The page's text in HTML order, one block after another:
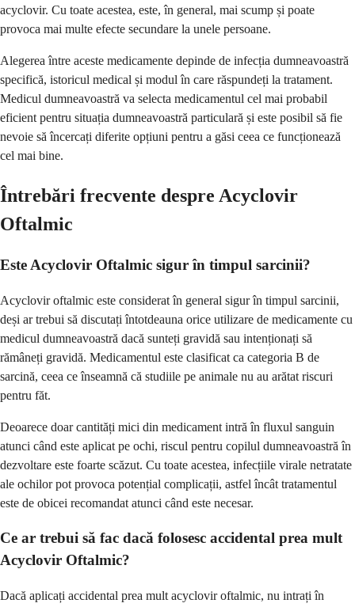
acyclovir. Cu toate acestea, este, în general, mai scump și poate
provoca mai multe efecte secundare la unele persoane.
Alegerea între aceste medicamente depinde de infecția dumneavoastră
specifică, istoricul medical și modul în care răspundeți la tratament.
Medicul dumneavoastră va selecta medicamentul cel mai probabil
eficient pentru situația dumneavoastră particulară și este posibil să fie
nevoie să încercați diferite opțiuni pentru a găsi ceea ce funcționează
cel mai bine.
Întrebări frecvente despre Acyclovir
Oftalmic
Este Acyclovir Oftalmic sigur în timpul sarcinii?
Acyclovir oftalmic este considerat în general sigur în timpul sarcinii,
deși ar trebui să discutați întotdeauna orice utilizare de medicamente cu
medicul dumneavoastră dacă sunteți gravidă sau intenționați să
rămâneți gravidă. Medicamentul este clasificat ca categoria B de
sarcină, ceea ce înseamnă că studiile pe animale nu au arătat riscuri
pentru făt.
Deoarece doar cantități mici din medicament intră în fluxul sanguin
atunci când este aplicat pe ochi, riscul pentru copilul dumneavoastră în
dezvoltare este foarte scăzut. Cu toate acestea, infecțiile virale netratate
ale ochilor pot provoca potențial complicații, astfel încât tratamentul
este de obicei recomandat atunci când este necesar.
Ce ar trebui să fac dacă folosesc accidental prea mult
Acyclovir Oftalmic?
Dacă aplicați accidental prea mult acyclovir oftalmic, nu intrați în